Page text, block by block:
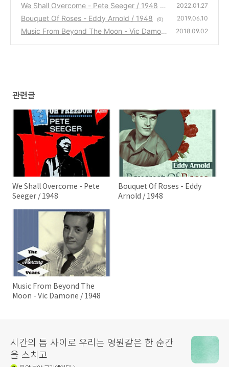
We Shall Overcome - Pete Seeger / 1948
(0)
2022.01.27
Bouquet Of Roses - Eddy Arnold / 1948 (0) 2019.06.10
Music From Beyond The Moon - Vic Damon
2018.09.02
관련글
We Shall Overcome - Pete
Seeger / 1948
Bouquet Of Roses - Eddy
Arnold / 1948
Music From Beyond The
Moon - Vic Damone / 1948
시간의 틈 사이로 우리는 영원같은 한 순간
을 스치고